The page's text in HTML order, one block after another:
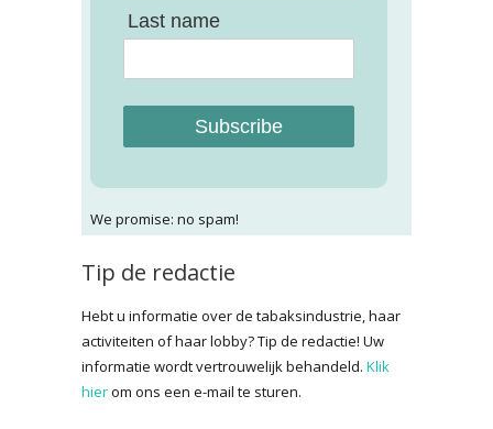
Last name
Subscribe
We promise: no spam!
Tip de redactie
Hebt u informatie over de tabaksindustrie, haar
activiteiten of haar lobby? Tip de redactie! Uw
informatie wordt vertrouwelijk behandeld. Klik
hierom ons een e-mail te sturen.